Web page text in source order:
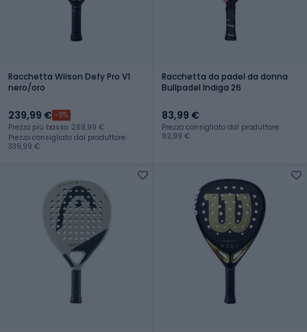
Racchetta Wilson Defy Pro V1
nero/oro
239,99 € -11%
Prezzo più basso: 269,99 €
Prezzo consigliato dal produttore:
339,99 €
Racchetta da padel da donna
Bullpadel Indiga 26
83,99 €
Prezzo consigliato dal produttore:
92,99 €